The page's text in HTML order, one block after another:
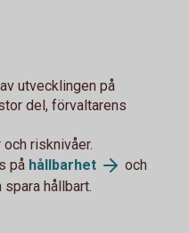
utvecklingen på
del, förvaltarens
risknivåer.
på hållbarhet
och
hållbart.